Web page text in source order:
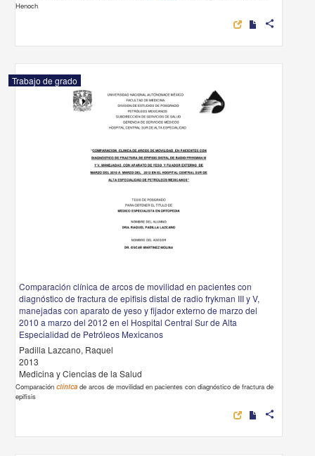
Henoch
share
Trabajo de grado
Comparación clínica de arcos de movilidad en pacientes con
diagnóstico de fractura de epifisis distal de radio frykman III y V,
manejadas con aparato de yeso y fijador externo de marzo del
2010 a marzo del 2012 en el Hospital Central Sur de Alta
Especialidad de Petróleos Mexicanos
Padilla Lazcano, Raquel
2013
Medicina y Ciencias de la Salud
Comparaciónclínica de arcos de movilidad en pacientes con diagnóstico de fractura de
epifisis
share